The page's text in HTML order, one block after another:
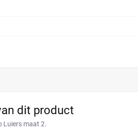
dit product
Luiers maat 2.